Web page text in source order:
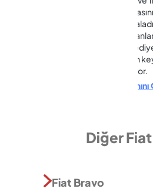
Sigortasını
kod
yolların
çıkarıyor.
Diğer
Fiat Bravo